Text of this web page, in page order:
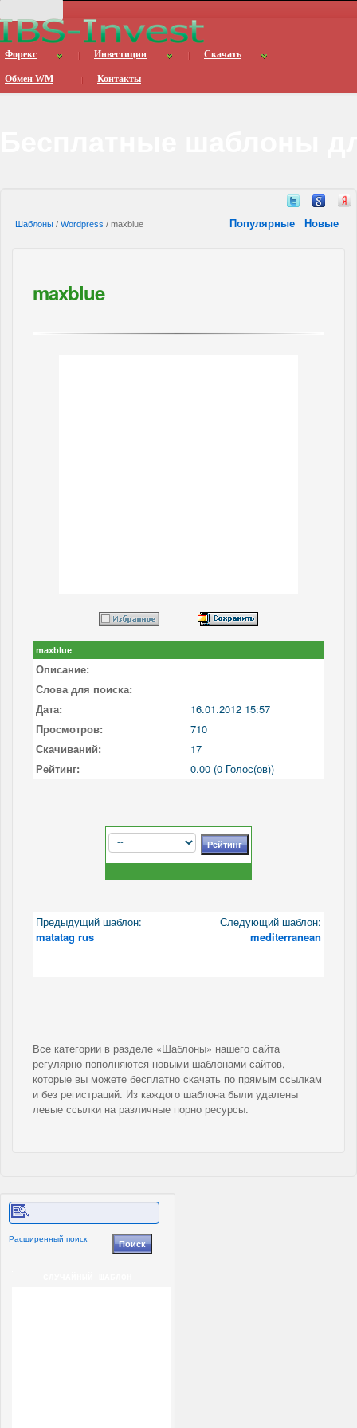
Форекс Инвестиции Скачать
Обмен WM Контакты
Шаблоны / Wordpress / maxblue Популярные Новые
maxblue
maxblue
Описание:
Слова для поиска:
Дата:
16.01.2012 15:57
Просмотров:
710
Скачиваний:
17
Рейтинг:
0.00 (0 Голос(ов))
Предыдущий шаблон:
matatag rus
Следующий шаблон:
mediterranean
Все категории в разделе «Шаблоны» нашего сайта
регулярно пополняются новыми шаблонами сайтов,
которые вы можете бесплатно скачать по прямым ссылкам
и без регистраций. Из каждого шаблона были удалены
левые ссылки на различные порно ресурсы.
Расширенный поиск